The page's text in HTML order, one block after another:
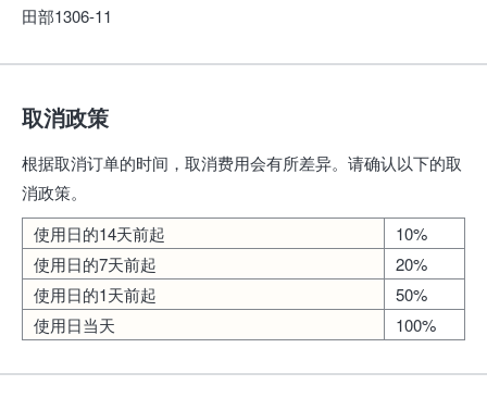
田部1306-11
取消政策
根据取消订单的时间，取消费用会有所差异。请确认以下的取
消政策。
使用日的14天前起
10%
使用日的7天前起
20%
使用日的1天前起
50%
使用日当天
100%